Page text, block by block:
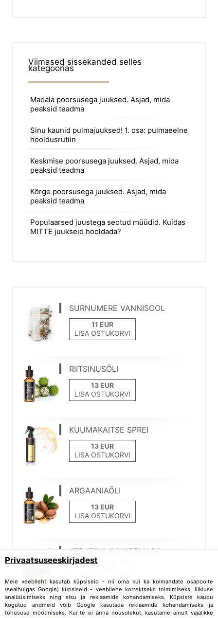
Viimased sissekanded selles
kategoorias
Madala poorsusega juuksed. Asjad, mida
peaksid teadma
Sinu kaunid pulmajuuksed! 1. osa: pulmaeelne
hooldusrutiin
Keskmise poorsusega juuksed. Asjad, mida
peaksid teadma
Kõrge poorsusega juuksed. Asjad, mida
peaksid teadma
Populaarsed juustega seotud müüdid. Kuidas
MITTE juukseid hooldada?
SURNUMERE VANNISOOL
LISA OSTUKORVI
RIITSINUSÕLI
LISA OSTUKORVI
KUUMAKAITSE SPREI
LISA OSTUKORVI
ARGAANIAÕLI
LISA OSTUKORVI
KERATIINI JUUKSEMASK
MANDLIÕLI
Privaatsuseeskirjadest
Meie veebileht kasutab küpsiseid - nii oma kui ka kolmandate osapoolte
(sealhulgas Google) küpsiseid - veebilehe korrektseks toimimiseks, liikluse
analüüsimiseks ning sisu ja reklaamide kohandamiseks. Küpsiste kaudu
kogutud andmeid võib Google kasutada reklaamide kohandamiseks ja
tõhususe mõõtmiseks. Kui te ei anna nõusolekut, kasutame ainult vajalikke